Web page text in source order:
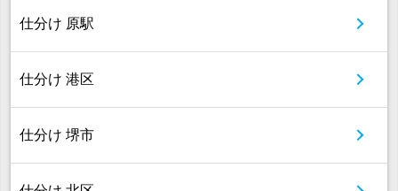
仕分け 原駅
仕分け 港区
仕分け 堺市